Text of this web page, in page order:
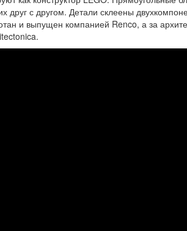
друг с другом. Детали склеены
и выпущен компанией Renco, а за